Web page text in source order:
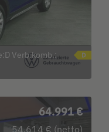
Verb.komb.:
64.991 €
54.614 € (netto)